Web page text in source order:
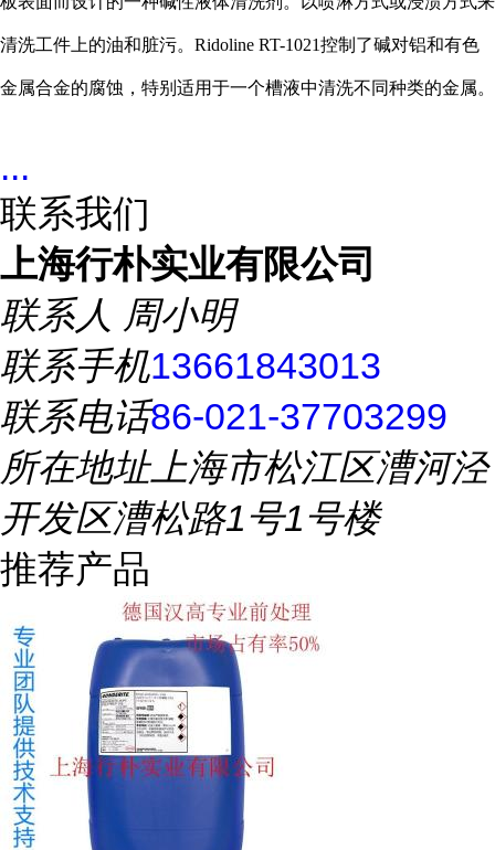
清洗工件上的油和脏污。 Ridoline RT-1021控制了碱对铝和有色
金属合金的腐蚀，特别适用于一个槽液中清洗不同种类的金属。
...
联系我们
上海行朴实业有限公司
联系人 周小明
联系手机13661843013
联系电话86-021-37703299
所在地址上海市松江区漕河泾
开发区漕松路1号1号楼
推荐产品